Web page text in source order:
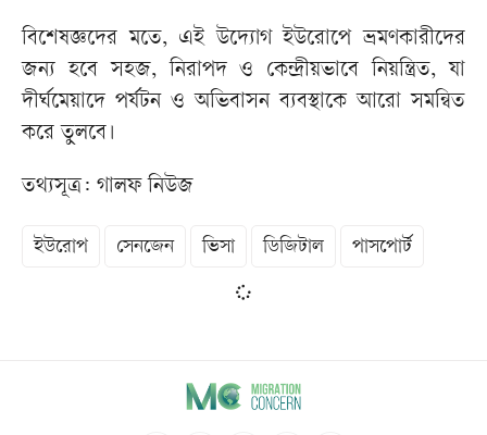
বিশেষজ্ঞদের মতে, এই উদ্যোগ ইউরোপে ভ্রমণকারীদের
জন্য হবে সহজ, নিরাপদ ও কেন্দ্রীয়ভাবে নিয়ন্ত্রিত, যা
দীর্ঘমেয়াদে পর্যটন ও অভিবাসন ব্যবস্থাকে আরো সমন্বিত
করে তুলবে।
তথ্যসূত্র: গালফ নিউজ
ইউরোপ সেনজেন ভিসা ডিজিটাল পাসপোর্ট